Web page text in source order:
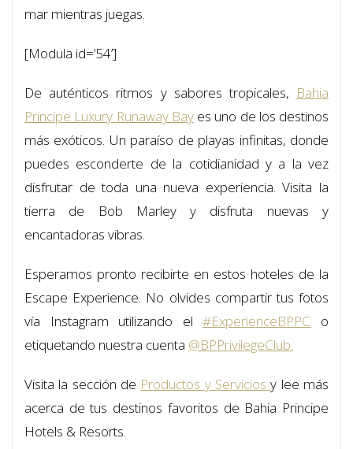
mar mientras juegas.
[Modula id=’54’]
De auténticos ritmos y sabores tropicales, Bahia
Principe Luxury Runaway Bayes uno de los destinos
más exóticos. Un paraíso de playas infinitas, donde
puedes esconderte de la cotidianidad y a la vez
disfrutar de toda una nueva experiencia. Visita la
tierra de Bob Marley y disfruta nuevas y
encantadoras vibras.
Esperamos pronto recibirte en estos hoteles de la
Escape Experience. No olvides compartir tus fotos
vía Instagram utilizando el#ExperienceBPPC o
etiquetando nuestra cuenta @BPPrivilegeClub.
Visita la sección de Productos y Serviciosy lee más
acerca de tus destinos favoritos de Bahia Principe
Hotels & Resorts.